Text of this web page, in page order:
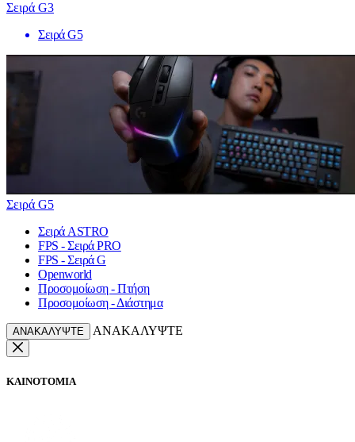
Σειρά G3
Σειρά G5
Σειρά G5
Σειρά ASTRO
FPS - Σειρά PRO
FPS - Σειρά G
Openworld
Προσομοίωση - Πτήση
Προσομοίωση - Διάστημα
ΑΝΑΚΑΛΥΨΤΕ ΑΝΑΚΑΛΥΨΤΕ
ΚΑΙΝΟΤΟΜΙΑ